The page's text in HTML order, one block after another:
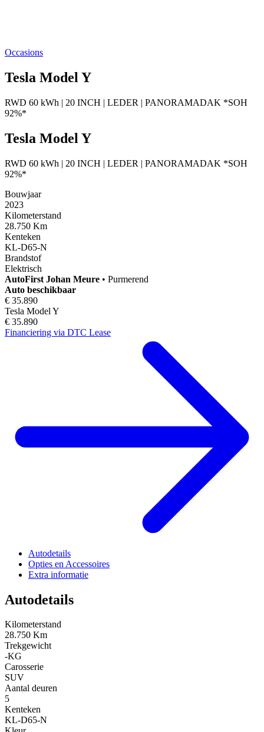
Occasions
Tesla Model Y
RWD 60 kWh | 20 INCH | LEDER | PANORAMADAK *SOH
92%*
Tesla Model Y
RWD 60 kWh | 20 INCH | LEDER | PANORAMADAK *SOH
92%*
Bouwjaar
2023
Kilometerstand
28.750 Km
Kenteken
KL-D65-N
Brandstof
Elektrisch
AutoFirst Johan Meure • Purmerend
Auto beschikbaar
€ 35.890
Tesla Model Y
€ 35.890
Financiering via DTC Lease
Autodetails
Opties en Accessoires
Extra informatie
Autodetails
Kilometerstand
28.750 Km
Trekgewicht
-KG
Carosserie
SUV
Aantal deuren
5
Kenteken
KL-D65-N